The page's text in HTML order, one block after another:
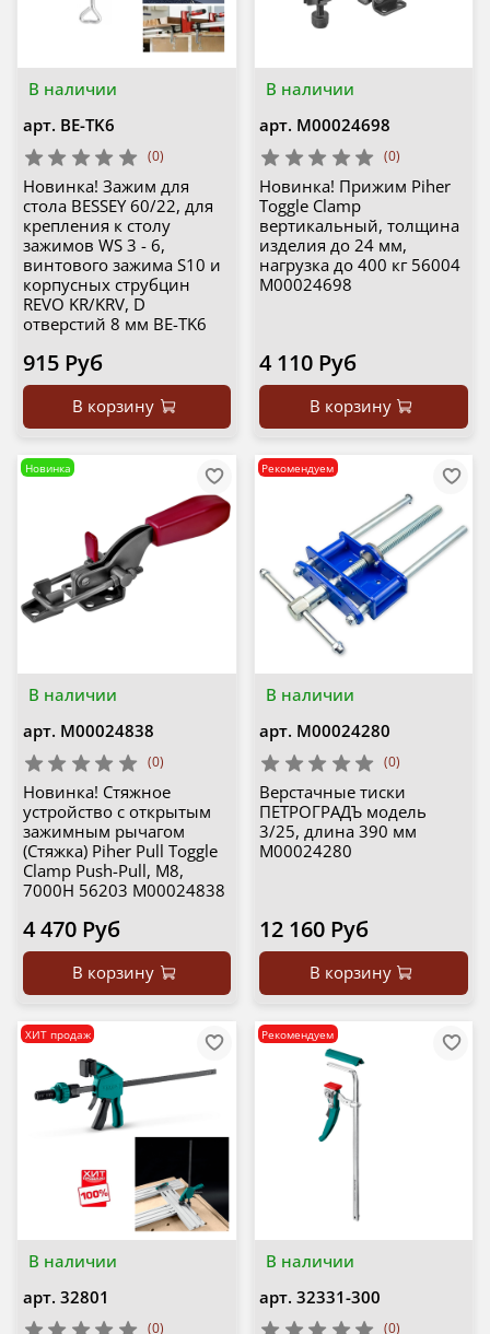
В наличии
арт. BE-TK6
(0)
Новинка! Зажим для
стола BESSEY 60/22, для
крепления к столу
зажимов WS 3 - 6,
винтового зажима S10 и
корпусных струбцин
REVO KR/KRV, D
отверстий 8 мм BE-TK6
915 Руб
В корзину
В наличии
арт. М00024698
(0)
Новинка! Прижим Piher
Toggle Clamp
вертикальный, толщина
изделия до 24 мм,
нагрузка до 400 кг 56004
М00024698
4 110 Руб
В корзину
В наличии
Новинка
арт. М00024838
(0)
Новинка! Стяжное
устройство с открытым
зажимным рычагом
(Стяжка) Piher Pull Toggle
Clamp Push-Pull, M8,
7000Н 56203 М00024838
4 470 Руб
В корзину
В наличии
Рекомендуем
арт. М00024280
(0)
Верстачные тиски
ПЕТРОГРАДЪ модель
3/25, длина 390 мм
М00024280
12 160 Руб
В корзину
В наличии
ХИТ продаж
арт. 32801
(0)
В наличии
Рекомендуем
арт. 32331-300
(0)